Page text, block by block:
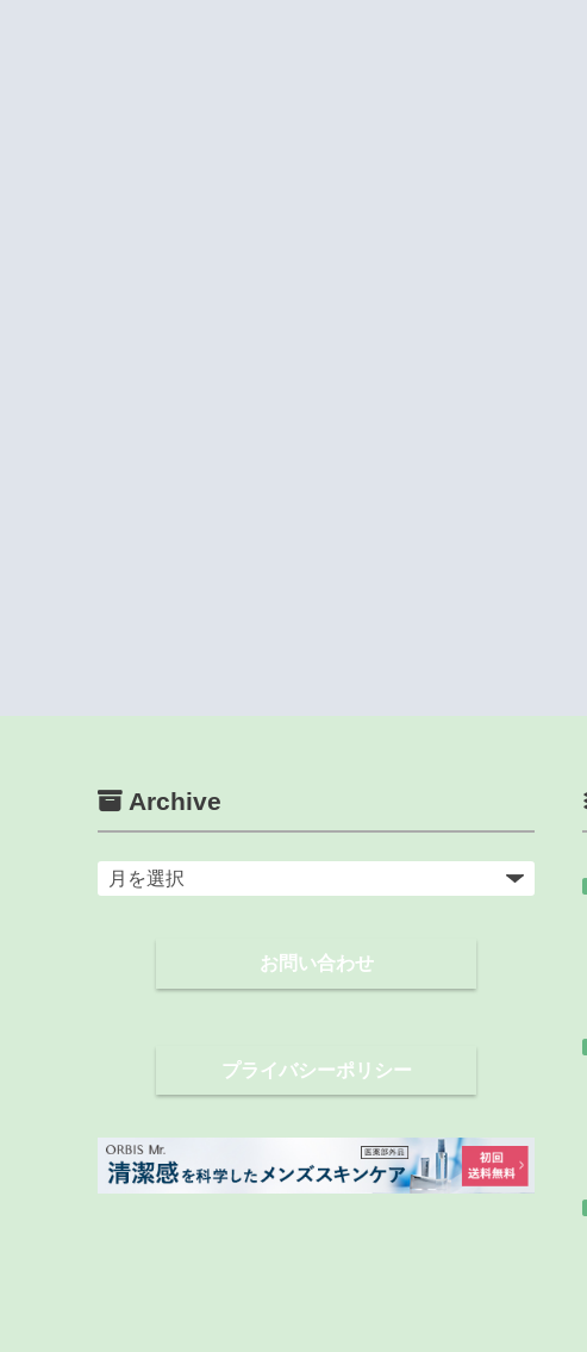
Archive
ア
お問い合わせ
プライバシーポリシー